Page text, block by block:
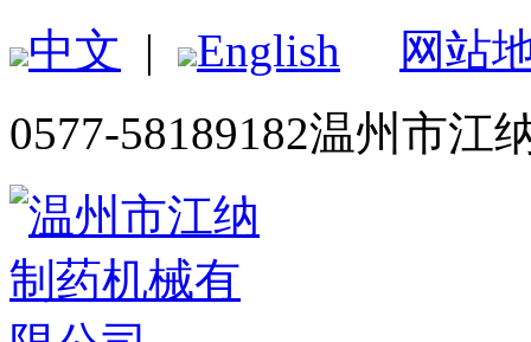
中文 | English
网站
0577-58189182温州市江